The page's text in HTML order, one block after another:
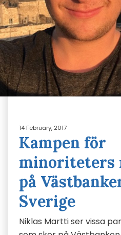
14 February, 2017
Kampen för
minoriteters
på
Sverige
Niklas Martti ser vissa